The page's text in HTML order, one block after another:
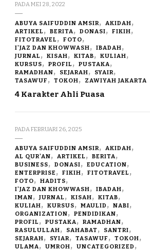
PADAMEI 28, 2022
ABUYA SAIFUDDIN AMSIR
AKIDAH
ARTIKEL
BERITA DONASI
FIKIH
FITOTRAVEL
FOTO
I'JAZ DAN KHOWWASH
IBADAH
JURNAL
KISAH KITAB
KULIAH
KURSUS
PROFIL
PUSTAKA
RAMADHAN
SEJARAH
SYAIR
TASAWUF
TOKOH ZAWIYAH JAKARTA
4 Karakter Ahli Puasa
PADAFEBRUARI 26, 2025
ABUYA SAIFUDDIN AMSIR
AKIDAH
AL QUR'AN
ARTIKEL
BERITA
BUSINESS
DONASI
EDUCATION
ENTERPRISE
FIKIH
FITOTRAVEL
FOTO
HADITS
I'JAZ DAN KHOWWASH
IBADAH
IMAN
JURNAL KISAH
KITAB
KULIAH
KURSUS MAULID
NABI
ORGANIZATION
PENDIDIKAN
PROFIL
PUSTAKA
RAMADHAN
RASULULLAH
SAHABAT
SANTRI
SEJARAH
SYIAR TASAWUF
TOKOH
ULAMA
UMROH
UNCATEGORIZED